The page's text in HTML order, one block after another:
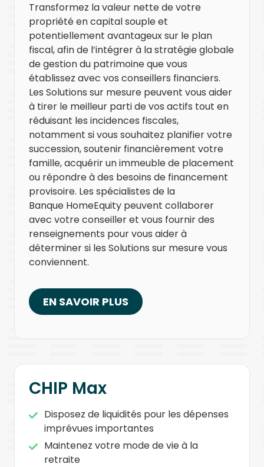
Transformez la valeur nette de votre
propriété en capital souple et
potentiellement avantageux sur le plan
fiscal, afin de l’intégrer à la stratégie globale
de gestion du patrimoine que vous
établissez avec vos conseillers financiers.
Les Solutions sur mesure peuvent vous aider
à tirer le meilleur parti de vos actifs tout en
réduisant les incidences fiscales,
notamment si vous souhaitez planifier votre
succession, soutenir financièrement votre
famille, acquérir un immeuble de placement
ou répondre à des besoins de financement
provisoire. Les spécialistes de la
Banque HomeEquity peuvent collaborer
avec votre conseiller et vous fournir des
renseignements pour vous aider à
déterminer si les Solutions sur mesure vous
conviennent.
EN SAVOIR PLUS
CHIP Max
Disposez de liquidités pour les dépenses
imprévues importantes
Maintenez votre mode de vie à la
retraite